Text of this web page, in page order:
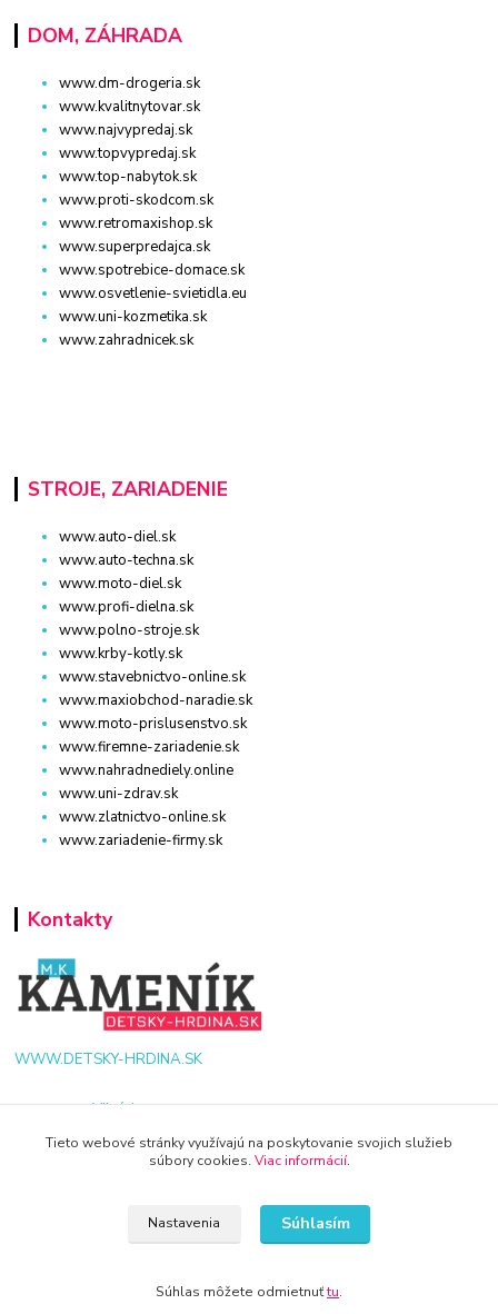
DOM, ZÁHRADA
www.dm-drogeria.sk
www.kvalitnytovar.sk
www.najvypredaj.sk
www.topvypredaj.sk
www.top-nabytok.sk
www.proti-skodcom.sk
www.retromaxishop.sk
www.superpredajca.sk
www.spotrebice-domace.sk
www.osvetlenie-svietidla.eu
www.uni-kozmetika.sk
www.zahradnicek.sk
STROJE, ZARIADENIE
www.auto-diel.sk
www.auto-techna.sk
www.moto-diel.sk
www.profi-dielna.sk
www.polno-stroje.sk
www.krby-kotly.sk
www.stavebnictvo-online.sk
www.maxiobchod-naradie.sk
www.moto-prislusenstvo.sk
www.firemne-zariadenie.sk
www.nahradnediely.online
www.uni-zdrav.sk
www.zlatnictvo-online.sk
www.zariadenie-firmy.sk
Kontakty
WWW.DETSKY-HRDINA.SK
Viktória
+421 940 949 000
Tieto webové stránky využívajú na poskytovanie svojich služieb
súbory cookies. Viac informácií.
Nastavenia Súhlasím
Súhlas môžete odmietnuťtu.